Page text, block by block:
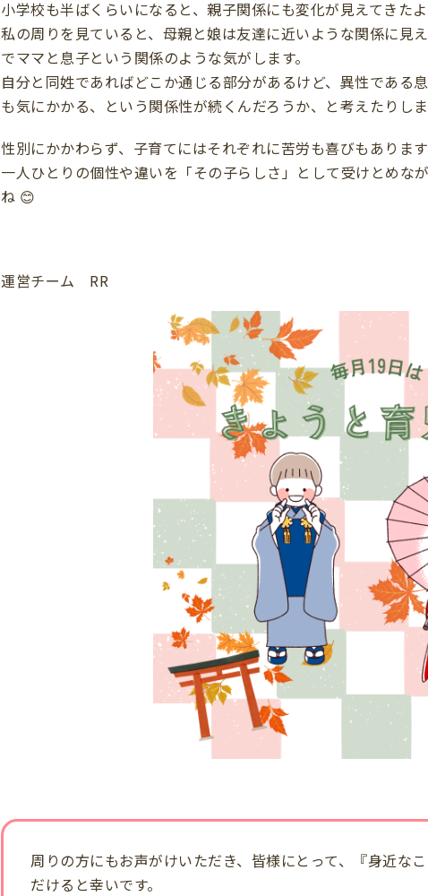
小学校も半ばくらいになると、親子関係にも変化が見えてきたよ
私の周りを見ていると、母親と娘は友達に近いような関係に見
でママと息子という関係のような気がします。
自分と同姓であればどこか通じる部分があるけど、異性である
も気にかかる、という関係性が続くんだろうか、と考えたりしま
性別にかかわらず、子育てにはそれぞれに苦労も喜びもあります
一人ひとりの個性や違いを「その子らしさ」として受けとめな
ね 😊
運営チーム RR
周りの方にもお声がけいただき、皆様にとって、『身近な
だけると幸いです。